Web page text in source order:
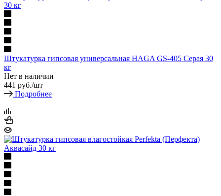
Штукатурка гипсовая универсальная HAGA GS-405 Серая 30
кг
Нет в наличии
441 руб./шт
Подробнее